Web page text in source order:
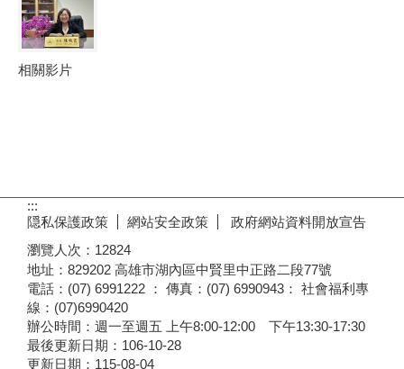
相關影片
:::
隠私保護政策
網站安全政策
政府網站資料開放宣告
瀏覽人次： 12824
地址：829202 高雄市湖內區中賢里中正路二段77號
電話：(07) 6991222 ： 傳真：(07) 6990943： 社會福利專
線：(07)6990420
辦公時間：週一至週五 上午8:00-12:00 下午13:30-17:30
最後更新日期：106-10-28
更新日期： 115-08-04